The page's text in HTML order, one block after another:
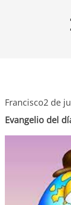
Francisco2 de
Evangelio del